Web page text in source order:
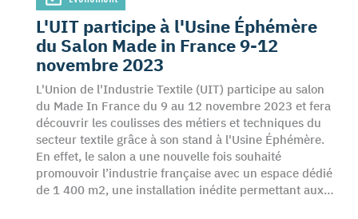
L'UIT participe à l'Usine Éphémère
du Salon Made in France 9-12
novembre 2023
L'Union de l'Industrie Textile (UIT) participe au salon
du Made In France du 9 au 12 novembre 2023 et fera
découvrir les coulisses des métiers et techniques du
secteur textile grâce à son stand à l'Usine Éphémère.
En effet, le salon a une nouvelle fois souhaité
promouvoir l’industrie française avec un espace dédié
de 1 400 m2, une installation inédite permettant aux…